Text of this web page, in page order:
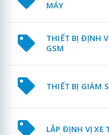
MÁY
THIẾT BỊ ĐỊNH
GSM
THIẾT BỊ GIÁM
LẮP ĐỊNH VỊ XE